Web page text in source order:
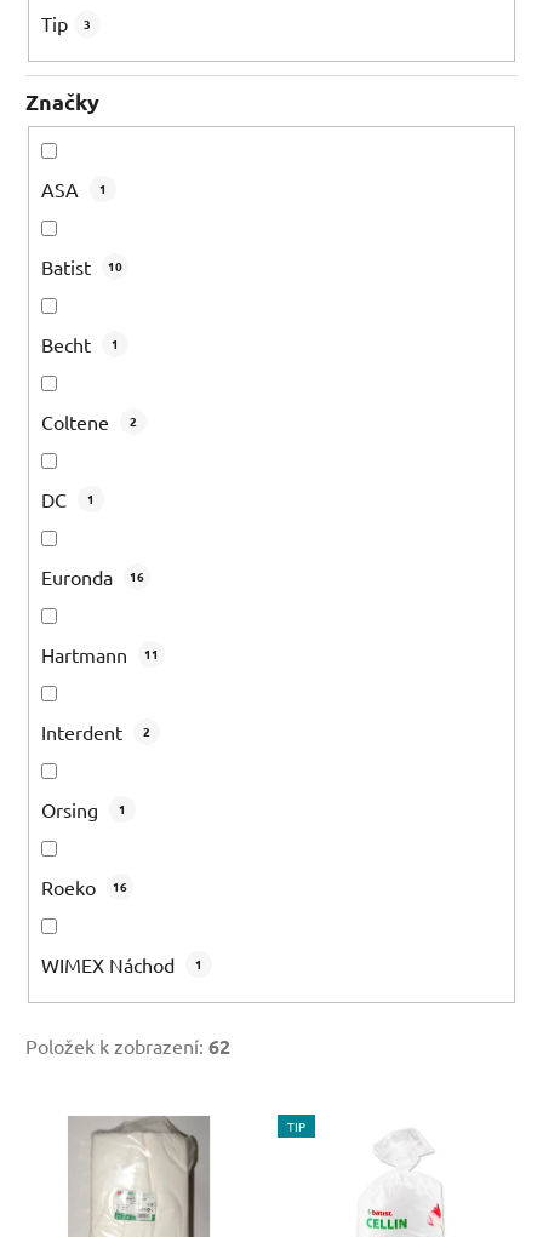
Tip 3
Značky
ASA 1
Batist 10
Becht 1
Coltene 2
DC 1
Euronda 16
Hartmann 11
Interdent 2
Orsing 1
Roeko 16
WIMEX Náchod 1
Položek k zobrazení: 62
TIP